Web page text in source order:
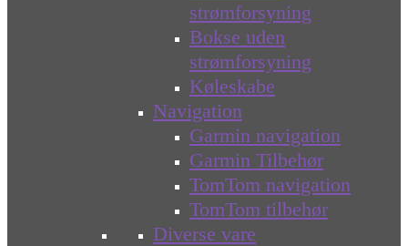
strømforsyning
Bokse uden
strømforsyning
Køleskabe
Navigation
Garmin navigation
Garmin Tilbehør
TomTom navigation
TomTom tilbehør
Diverse vare